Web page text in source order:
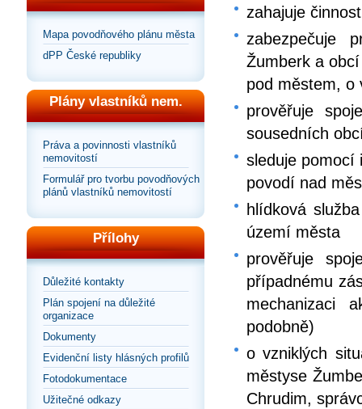
Mapa povodňového plánu města
dPP České republiky
Plány vlastníků nem.
Práva a povinnosti vlastníků
nemovitostí
Formulář pro tvorbu povodňových
plánů vlastníků nemovitostí
Přílohy
Důležité kontakty
Plán spojení na důležité
organizace
Dokumenty
Evidenční listy hlásných profilů
Fotodokumentace
Užitečné odkazy
zahajuje
zabezpečuje
Žumberk a
pod městem, o
prověřuje
sousedních
sleduje pomocí
povodí nad
hlídková
území města
prověřuje
případnému
mechanizaci
podobně)
o vzniklých
městyse
Chrudim,